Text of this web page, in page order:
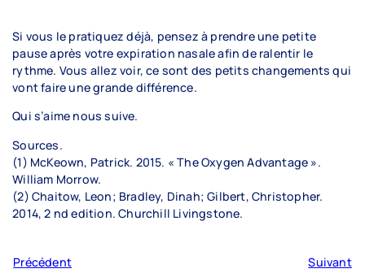
Nouvelles
Si vous le pratiquez déjà, pensez à prendre une petite
pause après votre expiration nasale afin de ralentir le
rythme. Vous allez voir, ce sont des petits changements qui
vont faire une grande différence.
Qui s’aime nous suive.
Sources.
(1) McKeown, Patrick. 2015. « The Oxygen Advantage ».
William Morrow.
(2) Chaitow, Leon; Bradley, Dinah; Gilbert, Christopher.
2014, 2 nd edition. Churchill Livingstone.
Précédent Suivant